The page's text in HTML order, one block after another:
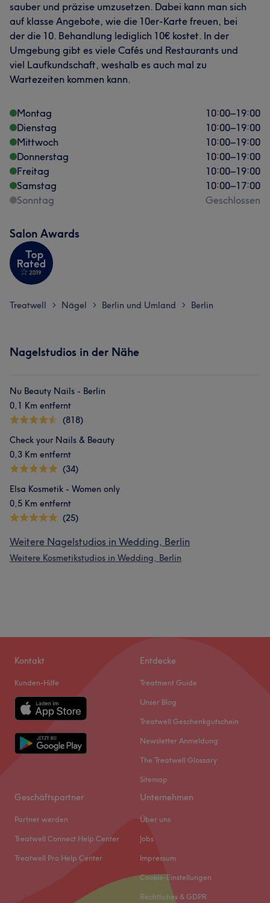
sauber und präzise umzusetzen. Dabei kann man sich
auf klasse Angebote, wie die 10er-Karte freuen, bei
der die 10. Behandlung lediglich 10€ kostet. In der
Umgebung gibt es viele Cafés und Restaurants und
viel Laufkundschaft, weshalb es auch mal zu
Wartezeiten kommen kann.
Montag 10:00–19:00
Dienstag
10:00–19:00
Mittwoch
10:00–19:00
Donnerstag
10:00–19:00
Freitag
10:00–19:00
Samstag
10:00–17:00
Sonntag
Geschlossen
Salon Awards
Treatwell > Nägel > Berlin und Umland > Berlin
Nagelstudios in der Nähe
Nu Beauty Nails - Berlin
0,1 Km entfernt
(818)
Check your Nails & Beauty
0,3 Km entfernt
(34)
Elsa Kosmetik - Women only
0,5 Km entfernt
(25)
Weitere Nagelstudios in Wedding, Berlin
Weitere Kosmetikstudios in Wedding, Berlin
Kontakt
Kunden-Hilfe
Entdecke
Treatment Guide
Unser Blog
Treatwell Geschenkgutschein
Newsletter Anmeldung
The Treatwell Glossary
Sitemap
Geschäftspartner
Partner werden
Treatwell Connect Help Center
Treatwell Pro Help Center
Unternehmen
Über uns
Jobs
Impressum
Cookie-Einstellungen
Rechtliches & GDPR